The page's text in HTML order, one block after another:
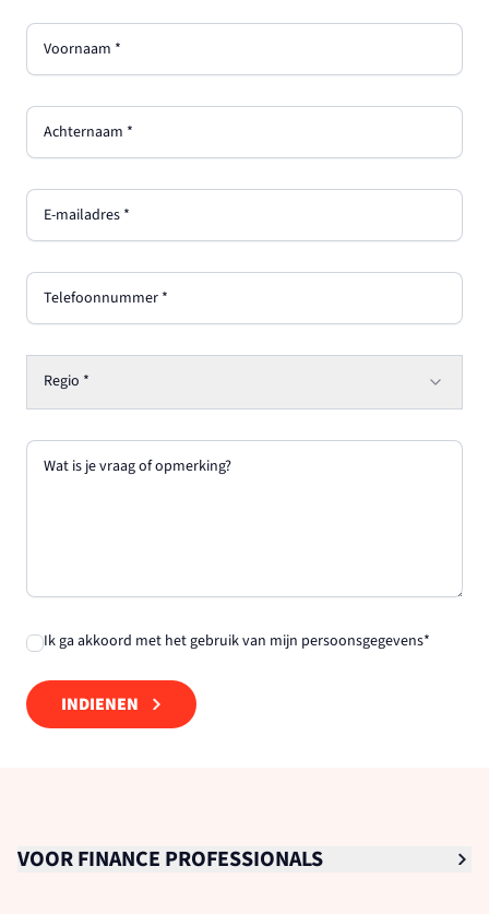
Voornaam *
Achternaam *
E-mailadres *
Telefoonnummer *
Regio *
Wat is je vraag of opmerking?
Ik ga akkoord met het gebruik van mijn persoonsgegevens*
INDIENEN
VOOR FINANCE PROFESSIONALS